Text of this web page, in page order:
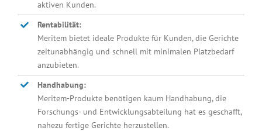
aktiven Kunden.
Rentabilität:
Meritem bietet ideale Produkte für Kunden, die Gerichte
zeitunabhängig und schnell mit minimalen Platzbedarf
anzubieten.
Handhabung:
Meritem-Produkte benötigen kaum Handhabung, die
Forschungs- und Entwicklungsabteilung hat es geschafft,
nahezu fertige Gerichte herzustellen.